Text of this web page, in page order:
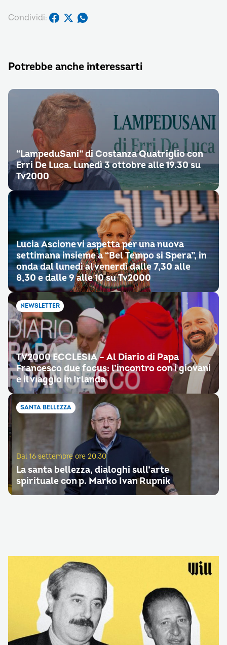
Condividi:
Potrebbe anche interessarti
“LampeduSani” di Costanza Quatriglio con
Erri De Luca. Lunedì 3 ottobre alle 19.30 su
Tv2000
Lucia Ascione vi aspetta per una nuova
settimana insieme a “Bel Tempo si Spera”, in
onda dal lunedì al venerdì dalle 7,30 alle
8,30 e dalle 9 alle 10 su Tv2000
NEWSLETTER
TV2000 ECCLESIA – Al Diario di Papa
Francesco due focus: l’incontro con i giovani
e il viaggio in Irlanda
SANTA BELLEZZA
Dal 16 settembre ore 20.30
La santa bellezza, dialoghi sull’arte
spirituale con p. Marko Ivan Rupnik